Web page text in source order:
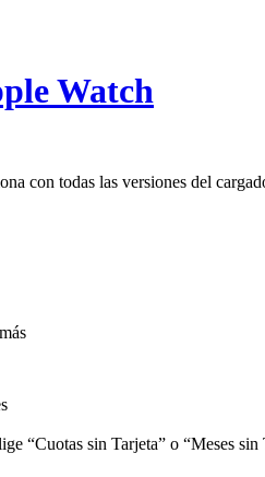
Watch
con todas las versiones del
“Cuotas sin Tarjeta” o “Meses sin